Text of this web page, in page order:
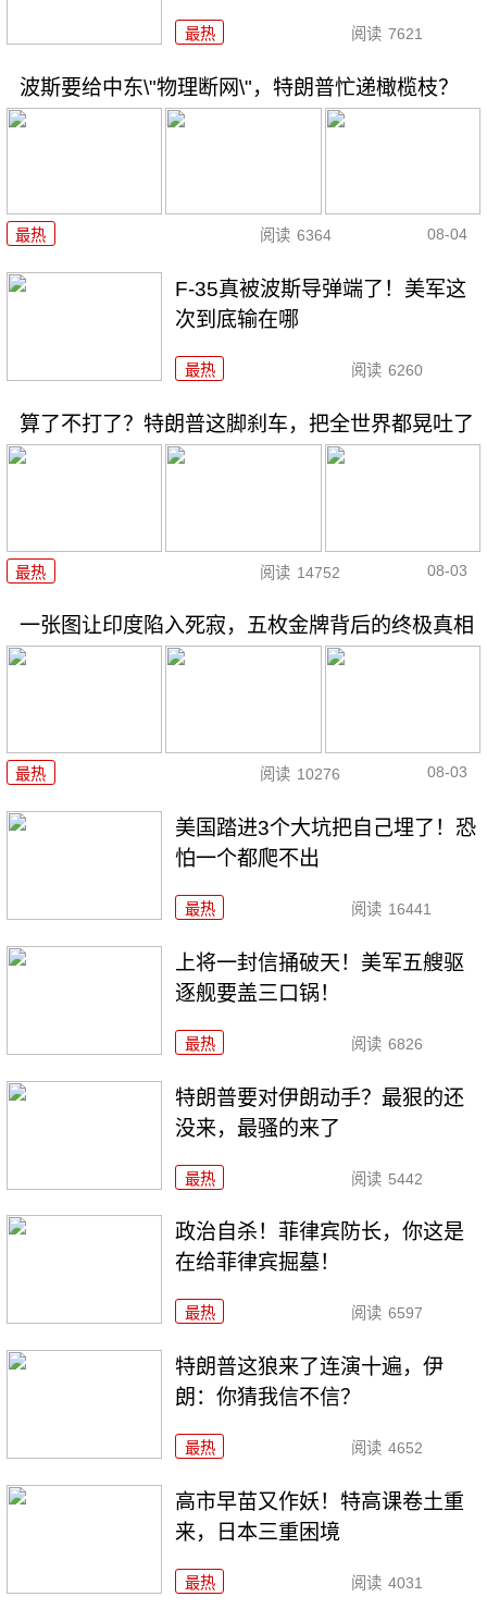
最热 阅读 7621
波斯要给中东\"物理断网\"，特朗普忙递橄榄枝？
最热 阅读 6364 08-04
F-35真被波斯导弹端了！美军这
次到底输在哪
最热 阅读 6260
算了不打了？特朗普这脚刹车，把全世界都晃吐了
最热 阅读 14752 08-03
一张图让印度陷入死寂，五枚金牌背后的终极真相
最热 阅读 10276 08-03
美国踏进3个大坑把自己埋了！恐
怕一个都爬不出
最热 阅读 16441
上将一封信捅破天！美军五艘驱
逐舰要盖三口锅！
最热 阅读 6826
特朗普要对伊朗动手？最狠的还
没来，最骚的来了
最热 阅读 5442
政治自杀！菲律宾防长，你这是
在给菲律宾掘墓！
最热 阅读 6597
特朗普这狼来了连演十遍，伊
朗：你猜我信不信？
最热 阅读 4652
高市早苗又作妖！特高课卷土重
来，日本三重困境
最热 阅读 4031